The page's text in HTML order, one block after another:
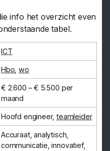
info het overzicht even
tabel.
ICT
Hbo ,wo
€ 2.600 – € 5.500 per
maand
Hoofd engineer,teamleider
Accuraat, analytisch,
communicatie, innovatief,